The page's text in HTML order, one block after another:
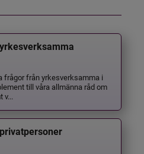
frågor från yrkesverksamma i
till våra allmänna råd om
v...